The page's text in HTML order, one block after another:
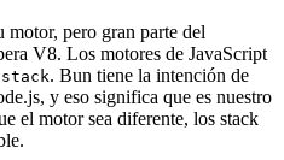
motor, pero gran parte del
V8. Los motores de JavaScript
. Bun tiene la intención de
y eso significa que es nuestro
el motor sea diferente, los stack